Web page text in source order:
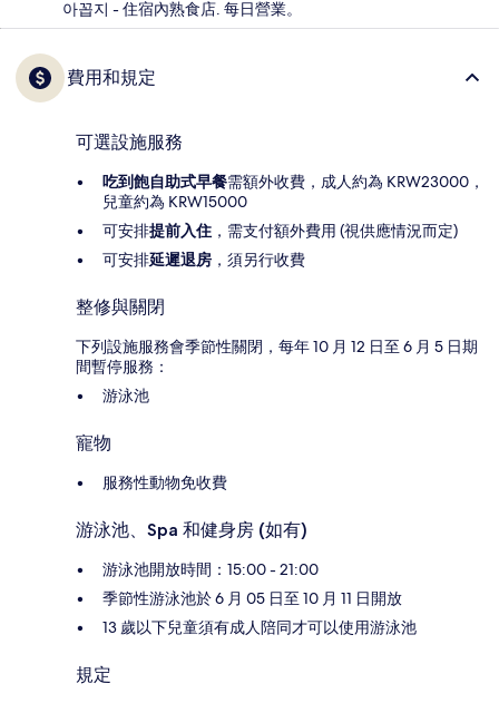
아꼽지 - 住宿內熟食店. 每日營業。
費用和規定
可選設施服務
吃到飽自助式早餐需額外收費，成人約為 KRW23000，
兒童約為 KRW15000
可安排提前入住 ，需支付額外費用 (視供應情況而定)
可安排延遲退房 ，須另行收費
整修與關閉
下列設施服務會季節性關閉，每年 10 月 12 日至 6 月 5 日期
間暫停服務：
游泳池
寵物
服務性動物免收費
游泳池、Spa 和健身房 (如有)
游泳池開放時間：15:00 - 21:00
季節性游泳池於 6 月 05 日至 10 月 11 日開放
13 歲以下兒童須有成人陪同才可以使用游泳池
規定